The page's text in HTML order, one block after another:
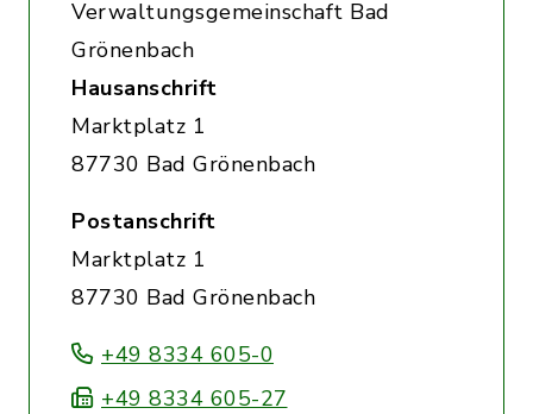
Verwaltungsgemeinschaft Bad
Grönenbach
Hausanschrift
Marktplatz 1
87730 Bad Grönenbach
Postanschrift
Marktplatz 1
87730 Bad Grönenbach
+49 8334 605-0
+49 8334 605-27